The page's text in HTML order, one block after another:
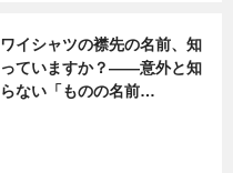
ワイシャツの襟先の名前、知
っていますか？――意外と知
らない「ものの名前…